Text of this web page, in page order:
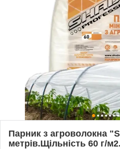
Парник з агроволокна
метрів.Щільність 60 г/м2.